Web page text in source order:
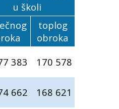
u školi
toplog
obroka
383
170 578
662
168 621